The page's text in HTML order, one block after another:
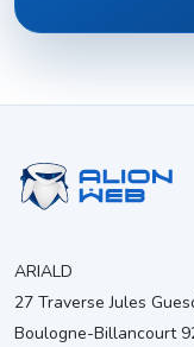
ARIALD
27 Traverse Jules
Boulogne-Billancourt